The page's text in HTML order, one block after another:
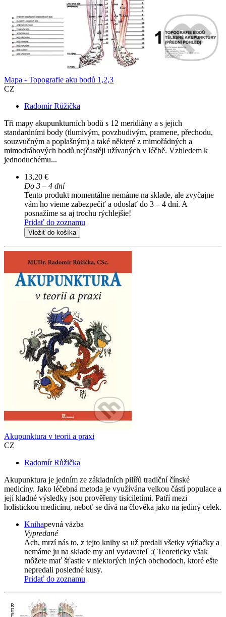
Mapa - Topografie aku bodů 1,2,3
CZ
Radomír Růžička
Tři mapy akupunkturních bodů s 12 meridiány a s jejich
standardními body (tlumivým, povzbudivým, pramene, přechodu,
souzvučným a poplašným) a také některé z mimořádných a
mimodráhových bodů nejčastěji užívaných v léčbě. Vzhledem k
jednoduchému...
13,20 €
Do 3 – 4 dní
Tento produkt momentálne nemáme na sklade, ale zvyčajne
vám ho vieme zabezpečiť a odoslať do 3 – 4 dní. A
posnažíme sa aj trochu rýchlejšie!
Pridať do zoznamu
Vložiť do košíka
Akupunktura v teorii a praxi
CZ
Radomír Růžička
Akupunktura je jedním ze základních pilířů tradiční čínské
medicíny. Jako léčebná metoda je využívána velkou částí populace a
její kladné výsledky jsou prověřeny tisíciletími. Patří mezi
holistickou medicínu, neboť se dívá na člověka jako na jediný celek.
Knihapevná väzba
Vypredané
Ach, mrzí nás to, z tejto knihy sa už predali všetky výtlačky a
nemáme ju na sklade my ani vydavateľ :( Teoreticky však
môžete mať šťastie v niektorých iných obchodoch, ktoré ešte
nepredali posledné kusy.
Pridať do zoznamu